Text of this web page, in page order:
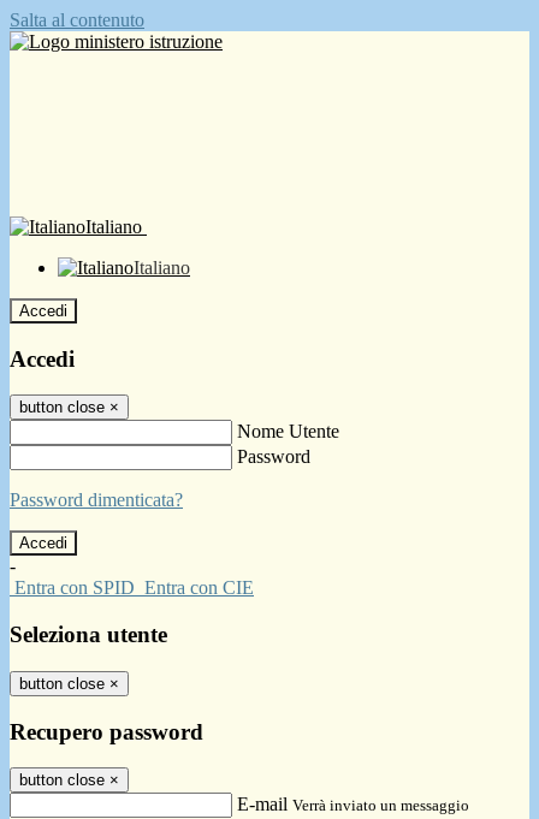
Salta al contenuto
Italiano
Italiano
Accedi
Accedi
button close ×
Nome Utente
Password
Password dimenticata?
-
Entra con SPID Entra con CIE
Seleziona utente
button close ×
Recupero password
button close ×
E-mail Verrà inviato un messaggio